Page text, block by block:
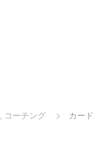
, コーチング カー